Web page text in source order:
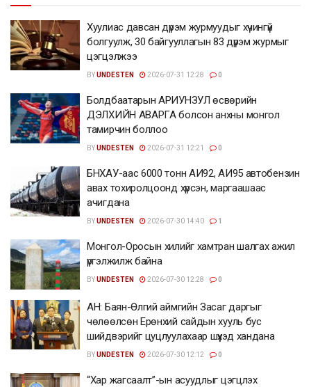
Хуулиас давсан дүрэм журмуудыг хүчингүй
болгуулж, 30 байгууллагын 83 дүрэм журмыг
цэгцэлжээ
BYUNDESTEN 2026-07-31 12:28 0
Болдбаатарын АРИУНЗУЛ өсвөрийн
ДЭЛХИЙН АВАРГА болсон анхны монгол
тамирчин боллоо
BYUNDESTEN 2026-07-31 12:21 0
БНХАУ-аас 6000 тонн АИ92, АИ95 автобензин
авах тохиролцоонд хүрсэн, маргаашаас
ачигдана
BYUNDESTEN 2026-07-30 14:40 1
Монгол-Оросын хилийг хамтран шалгах ажил
үргэлжилж байна
BYUNDESTEN 2026-07-30 12:28 0
АН: Баян-Өлгий аймгийн Засаг даргыг
чөлөөлсөн Ерөнхий сайдын хууль бус
шийдвэрийг цуцлуулахаар шүүхэд хандана
BYUNDESTEN 2026-07-30 12:12 0
“Хар жагсаалт”-ын асуудлыг цэгцлэх